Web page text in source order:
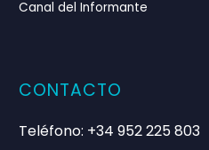
Canal del Informante
CONTACTO
Teléfono: +34 952 225 803